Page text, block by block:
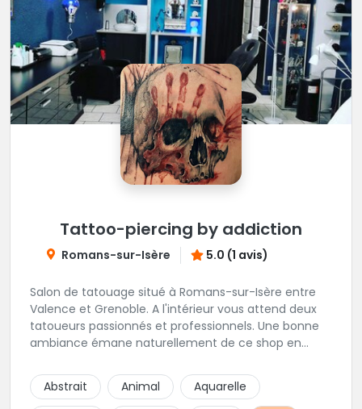
Tattoo-piercing by addiction
Romans-sur-Isère 5.0 (1 avis)
Salon de tatouage situé à Romans-sur-Isère entre
Valence et Grenoble. A l'intérieur vous attend deux
tatoueurs passionnés et professionnels. Une bonne
ambiance émane naturellement de ce shop en
Abstrait
Animal
Aquarelle